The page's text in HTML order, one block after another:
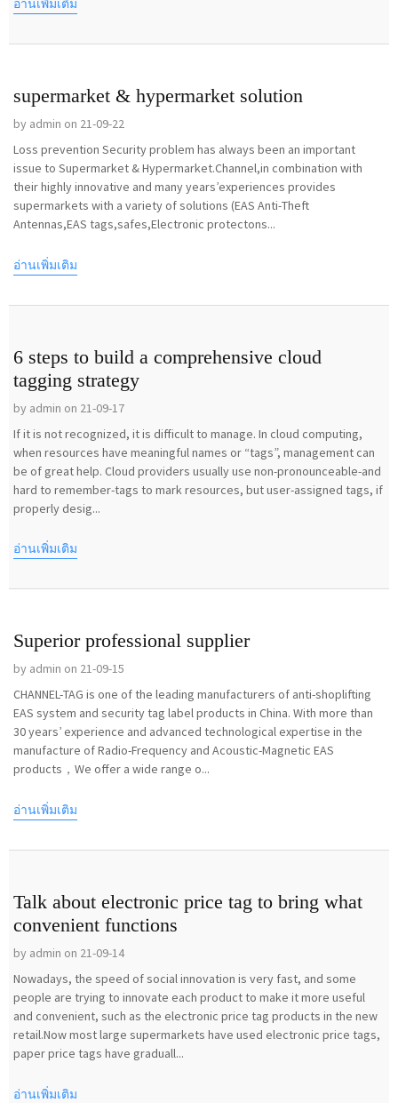
อ่านเพิ่มเติม
supermarket & hypermarket solution
by admin on 21-09-22
Loss prevention Security problem has always been an important
issue to Supermarket & Hypermarket.Channel,in combination with
their highly innovative and many years’experiences provides
supermarkets with a variety of solutions (EAS Anti-Theft
Antennas,EAS tags,safes,Electronic protectons...
อ่านเพิ่มเติม
6 steps to build a comprehensive cloud
tagging strategy
by admin on 21-09-17
If it is not recognized, it is difficult to manage. In cloud computing,
when resources have meaningful names or “tags”, management can
be of great help. Cloud providers usually use non-pronounceable-and
hard to remember-tags to mark resources, but user-assigned tags, if
properly desig...
อ่านเพิ่มเติม
Superior professional supplier
by admin on 21-09-15
CHANNEL-TAG is one of the leading manufacturers of anti-shoplifting
EAS system and security tag label products in China. With more than
30 years’ experience and advanced technological expertise in the
manufacture of Radio-Frequency and Acoustic-Magnetic EAS
products，We offer a wide range o...
อ่านเพิ่มเติม
Talk about electronic price tag to bring what
convenient functions
by admin on 21-09-14
Nowadays, the speed of social innovation is very fast, and some
people are trying to innovate each product to make it more useful
and convenient, such as the electronic price tag products in the new
retail.Now most large supermarkets have used electronic price tags,
paper price tags have graduall...
อ่านเพิ่มเติม